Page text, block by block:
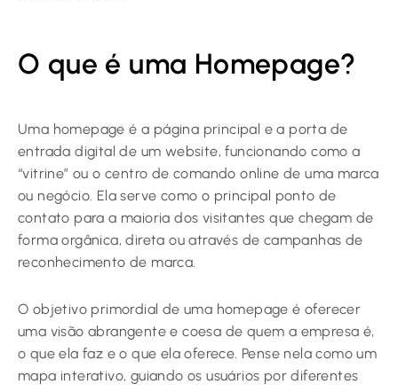
O que é uma Homepage?
Uma homepage é a página principal e a porta de
entrada digital de um website, funcionando como a
“vitrine” ou o centro de comando online de uma marca
ou negócio. Ela serve como o principal ponto de
contato para a maioria dos visitantes que chegam de
forma orgânica, direta ou através de campanhas de
reconhecimento de marca.
O objetivo primordial de uma homepage é oferecer
uma visão abrangente e coesa de quem a empresa é,
o que ela faz e o que ela oferece. Pense nela como um
mapa interativo, guiando os usuários por diferentes